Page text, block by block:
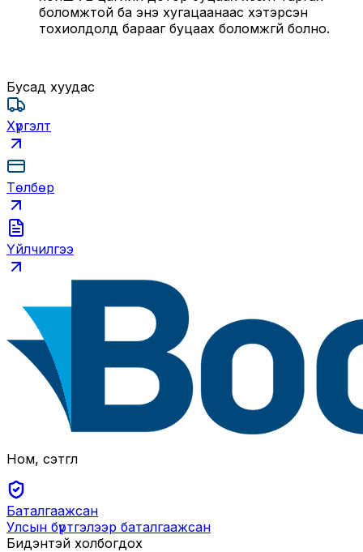
боломжтой ба энэ хугацаанаас хэтэрсэн
тохиолдолд барааг буцаах боломжгүй болно.
Бусад хуудас
Хүргэлт
Төлбөр
Үйлчилгээ
Ном, сэтгүүл
Баталгаажсан
Улсын бүртгэлээр баталгаажсан
Бидэнтэй холбогдох